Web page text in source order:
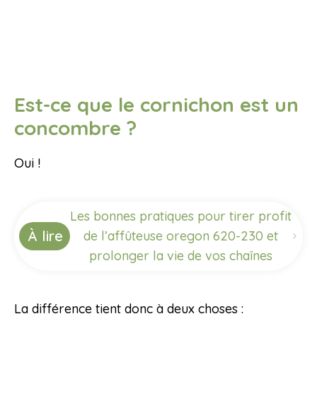
Est-ce que le cornichon est un
concombre ?
Oui !
À lire
Les bonnes pratiques pour tirer profit
de l’affûteuse oregon 620-230 et
prolonger la vie de vos chaînes
La différence tient donc à deux choses :